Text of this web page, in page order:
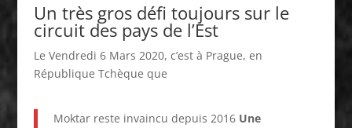
Un très gros défi toujours sur le
circuit des pays de l’Est
Le Vendredi 6 Mars 2020, c’est à Prague, en
République Tchèque que
Moktar reste invaincu depuis 2016Une